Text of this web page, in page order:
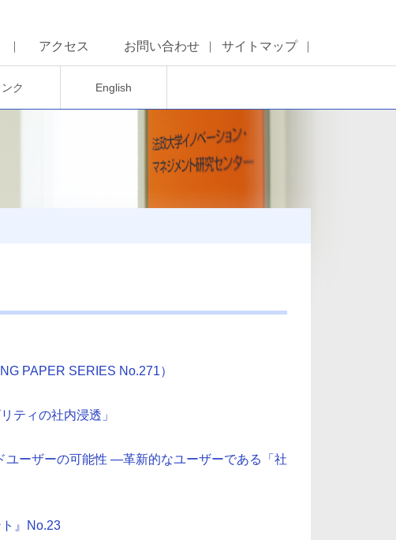
アクセス お問い合わせ サイトマップ
ンク English
PAPER SERIES No.271）
ティの社内浸透」
ユーザーの可能性 ―革新的なユーザーである「社
』No.23